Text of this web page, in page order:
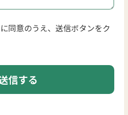
に同意のうえ、送信ボタンをク